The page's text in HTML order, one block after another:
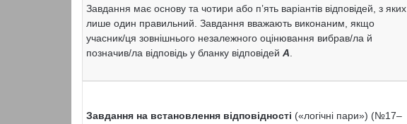
Завдання має основу та чотири або п’ять варіантів відповідей, з яких
лише один правильний. Завдання вважають виконаним, якщо
учасник/ця зовнішнього незалежного оцінювання вибрав/ла й
позначив/ла відповідь у бланку відповідейА
Завдання на встановлення відповідності («логічні пари») (№17–